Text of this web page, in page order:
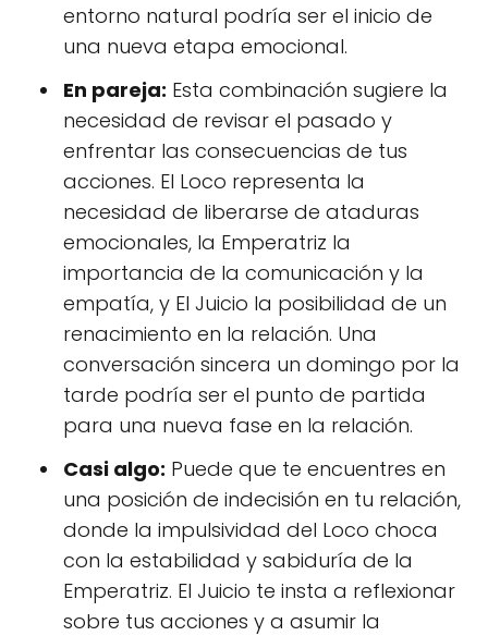
entorno natural podría ser el inicio de
una nueva etapa emocional.
En pareja: Esta combinación sugiere la
necesidad de revisar el pasado y
enfrentar las consecuencias de tus
acciones. El Loco representa la
necesidad de liberarse de ataduras
emocionales, la Emperatriz la
importancia de la comunicación y la
empatía, y El Juicio la posibilidad de un
renacimiento en la relación. Una
conversación sincera un domingo por la
tarde podría ser el punto de partida
para una nueva fase en la relación.
Casi algo: Puede que te encuentres en
una posición de indecisión en tu relación,
donde la impulsividad del Loco choca
con la estabilidad y sabiduría de la
Emperatriz. El Juicio te insta a reflexionar
sobre tus acciones y a asumir la